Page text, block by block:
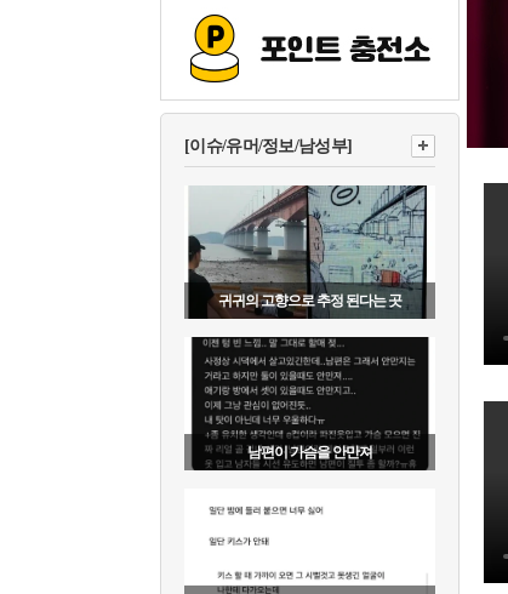
[이슈/유머/정보/남성부]
귀귀의 고향으로 추정 된다는 곳
남편이 가슴을 안만져